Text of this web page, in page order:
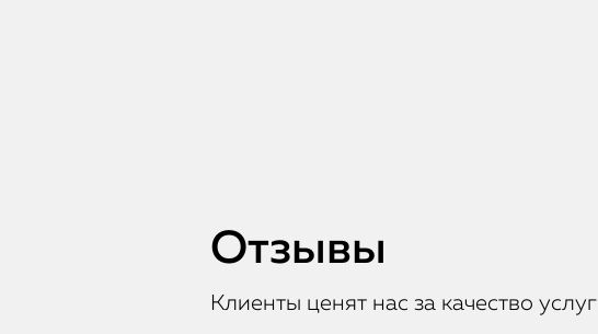
Отзывы
Клиенты ценят нас за качество услуг